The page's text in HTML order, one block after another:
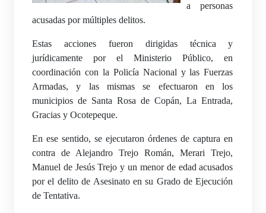
a personas
acusadas por múltiples delitos.
Estas acciones fueron dirigidas técnica y
jurídicamente por el Ministerio Público, en
coordinación con la Policía Nacional y las Fuerzas
Armadas, y las mismas se efectuaron en los
municipios de Santa Rosa de Copán, La Entrada,
Gracias y Ocotepeque.
En ese sentido, se ejecutaron órdenes de captura en
contra de Alejandro Trejo Román, Merari Trejo,
Manuel de Jesús Trejo y un menor de edad acusados
por el delito de Asesinato en su Grado de Ejecución
de Tentativa.